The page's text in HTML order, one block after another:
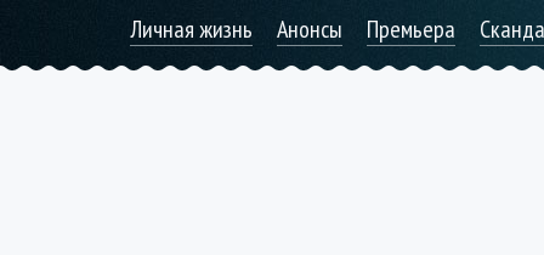
Личная жизнь Анонсы Премьера